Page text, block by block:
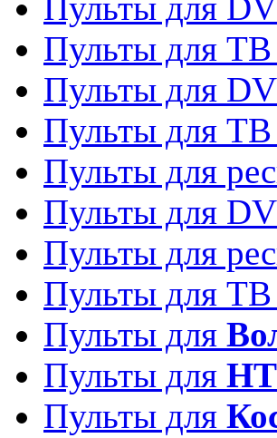
Пульты для ТВ
Пульты для
Пульты для ТВ
Пульты для
Пульты для
Пульты для
Пульты для ТВ
Пульты для
Пульты для
Пульты для